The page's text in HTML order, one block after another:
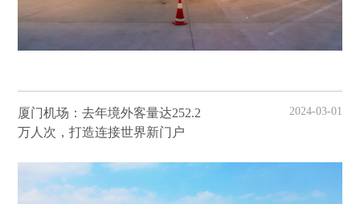
厦门机场：去年境外客量达252.2
万人次，打造连接世界新门户
2024-03-01